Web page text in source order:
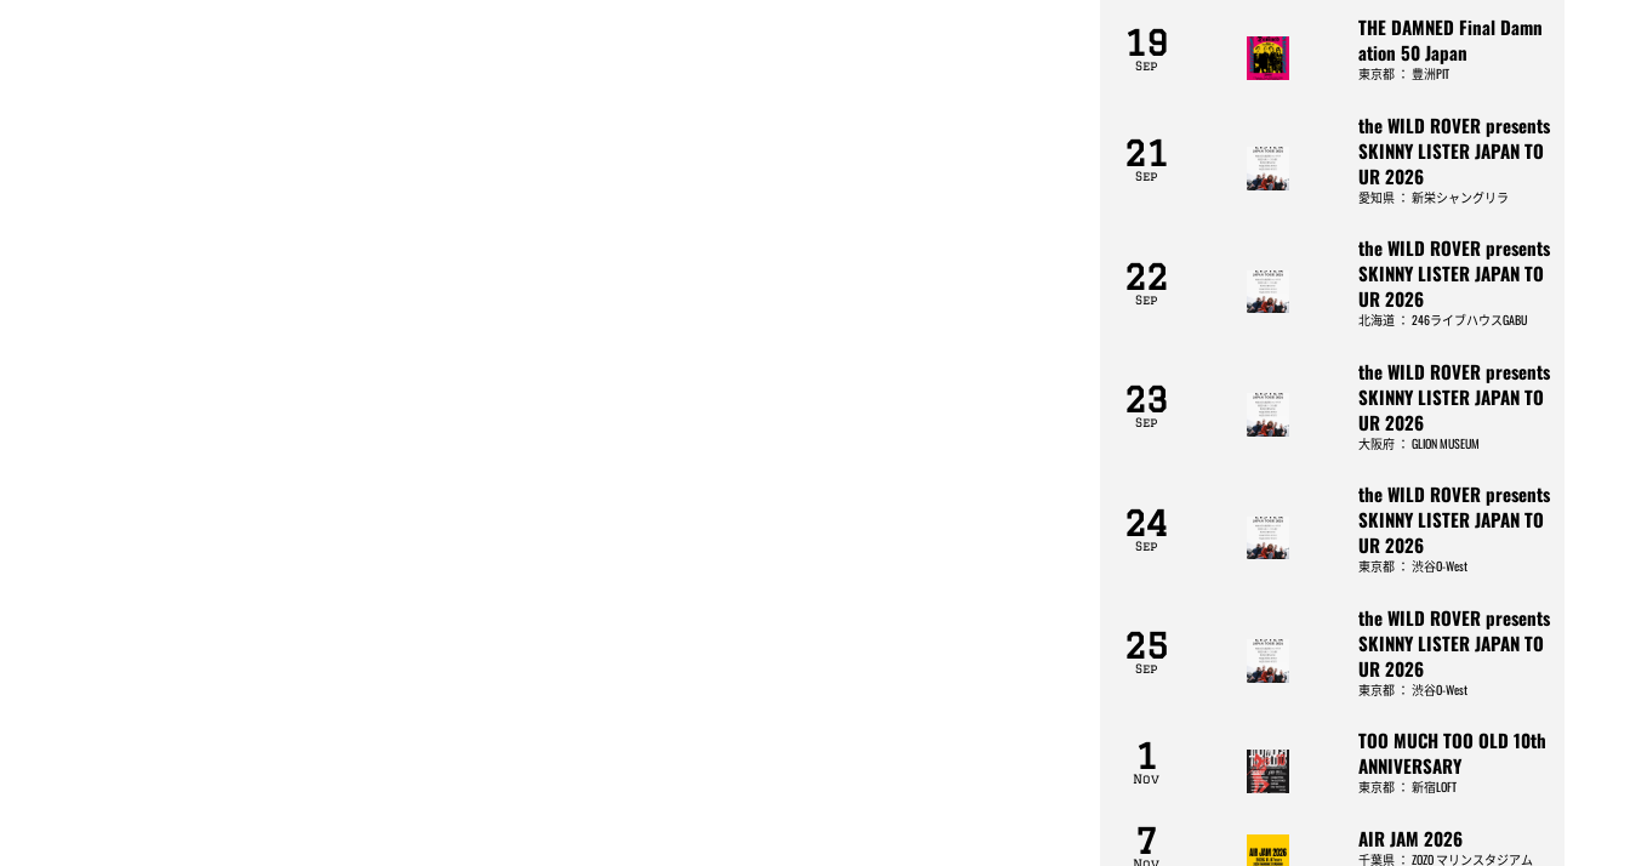
19
Sep
THE DAMNED Final Damn
ation 50 Japan
東京都： 豊洲PIT
21
Sep
the WILD ROVER presents
SKINNY LISTER JAPAN TO
UR 2026
愛知県： 新栄シャングリラ
22
Sep
the WILD ROVER presents
SKINNY LISTER JAPAN TO
UR 2026
北海道： 246ライブハウスGABU
23
Sep
the WILD ROVER presents
SKINNY LISTER JAPAN TO
UR 2026
大阪府： GLION MUSEUM
24
Sep
the WILD ROVER presents
SKINNY LISTER JAPAN TO
UR 2026
東京都： 渋谷O-West
25
Sep
the WILD ROVER presents
SKINNY LISTER JAPAN TO
UR 2026
東京都： 渋谷O-West
1
Nov
TOO MUCH TOO OLD 10th
ANNIVERSARY
東京都： 新宿LOFT
7 AIR JAM 2026
千葉県： ZOZO マリンスタジアム